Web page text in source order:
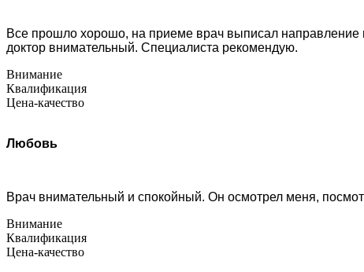
Все прошло хорошо, на приеме врач выписал направление
доктор внимательный. Специалиста рекомендую.
Внимание
Квалификация
Цена-качество
Любовь
Врач внимательный и спокойный. Он осмотрел меня,
Внимание
Квалификация
Цена-качество